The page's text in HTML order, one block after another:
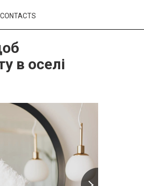
CONTACTS
в оселі